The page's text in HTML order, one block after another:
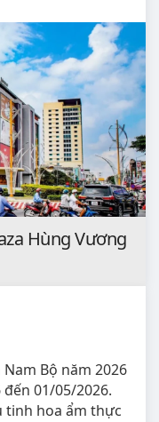
Hùng Vương
Bộ năm 2026
01/05/2026.
tinh hoa ẩm thực